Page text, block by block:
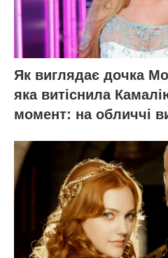
Як виглядає дочка
яка витіснила
момент: на обличчі